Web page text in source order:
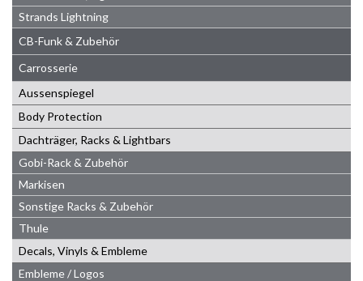
Strands Lightning
CB-Funk & Zubehör
Carrosserie
Aussenspiegel
Body Protection
Dachträger, Racks & Lightbars
Gobi-Rack & Zubehör
Markisen
Sonstige Racks & Zubehör
Thule
Decals, Vinyls & Embleme
Embleme / Logos